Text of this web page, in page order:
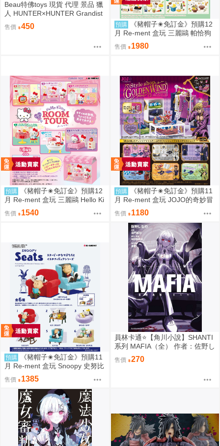
Beau特佛toys 現貨 代理 景品 獵
人 HUNTER×HUNTER Grandist
a 小傑 0206
售價 450 預購
《豬帽子✬免訂金》預購12
月 Re-ment 盒玩 三麗鷗 帕恰狗
烘焙食譜 中盒8入 0816
售價 1980
預購
《豬帽子✬免訂金》預購12
月 Re-ment 盒玩 三麗鷗 Hello Ki
tty 秘密房間之旅 中盒6入 0816
售價 1540
預購
《豬帽子✬免訂金》預購11
月 Re-ment 盒玩 JOJO的奇妙冒
險 服裝精品店 黃金之風 中盒6入
0816
售價 1180
預購
《豬帽子✬免訂金》預購11
月 Re-ment 盒玩 Snoopy 史努比
悠閒座椅場景 中盒6入 0816
售價 1385
員林卡通⭐️【角川小說】SHANTI
系列 MAFIA（全） 作者：佐野し
なの (附尼采書套)
售價 270